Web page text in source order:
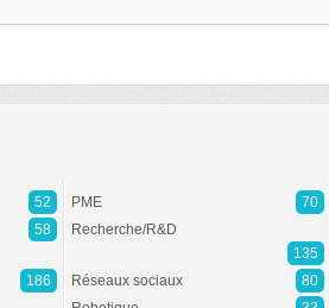
52
58
186
PME
70
Recherche/R&D
135
Réseaux sociaux
80